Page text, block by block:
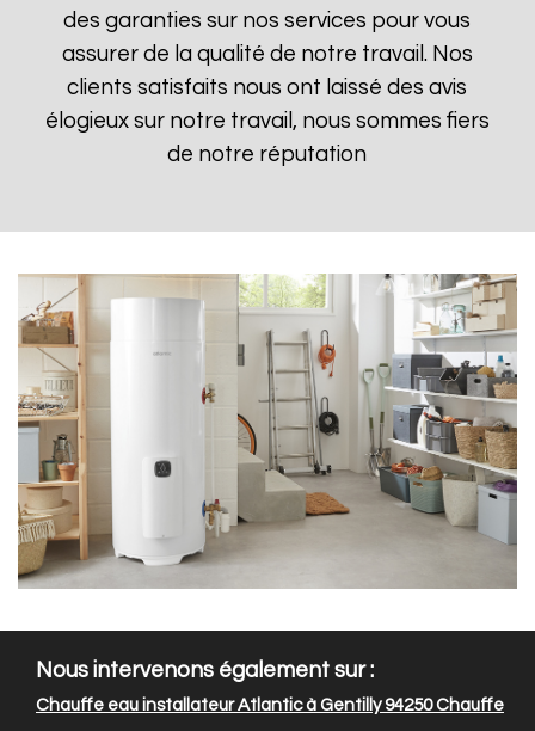
des garanties sur nos services pour vous
assurer de la qualité de notre travail. Nos
clients satisfaits nous ont laissé des avis
élogieux sur notre travail, nous sommes fiers
de notre réputation
Nous intervenons également sur :
Chauffe eau installateur Atlantic à Gentilly 94250Chauffe